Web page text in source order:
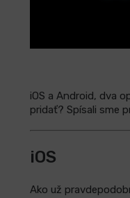
iOS a Android, dva
pridať? Spísali sme
iOS
Ako už